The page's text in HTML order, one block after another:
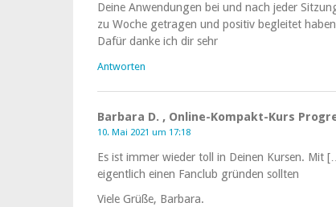
Deine Anwendungen bei und nach jeder
zu Woche getragen und positiv begleitet
Dafür danke ich dir sehr
Antworten
Barbara D. , Online-Kompakt-Kurs
10. Mai 2021 um 17:18
Es ist immer wieder toll in Deinen Kursen. Mit
eigentlich einen Fanclub gründen sollten
Viele Grüße, Barbara.